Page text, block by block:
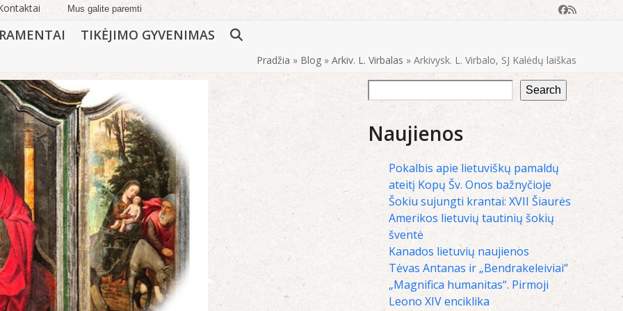
Mus galite paremti Facebook
RSS
TIKĖJIMO GYVENIMAS
Pradžia » Blog» Arkiv. L. Virbalas » Arkivysk. L. Virbalo, SJ Kalėdų laiškas
Search
Naujienos
Pokalbis apie lietuviškų pamaldų
ateitį Kopų Šv. Onos bažnyčioje
Šokiu sujungti krantai: XVII Šiaurės
Amerikos lietuvių tautinių šokių
šventė
Kanados lietuvių naujienos
Tėvas Antanas ir „Bendrakeleiviai“
„Magnifica humanitas“. Pirmoji
Leono XIV enciklika